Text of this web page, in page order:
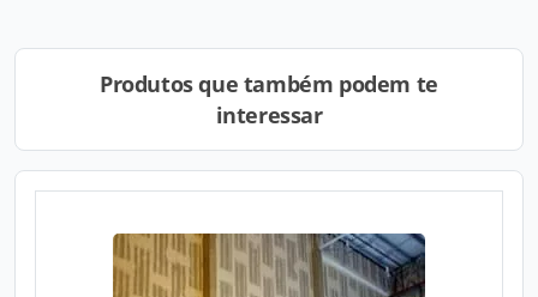
Produtos que também podem te
interessar